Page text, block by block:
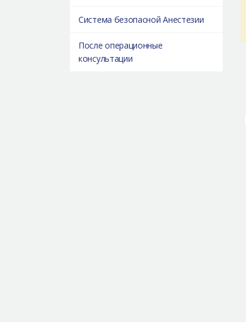
Система безопасной Анестезии
После операционные
консультации